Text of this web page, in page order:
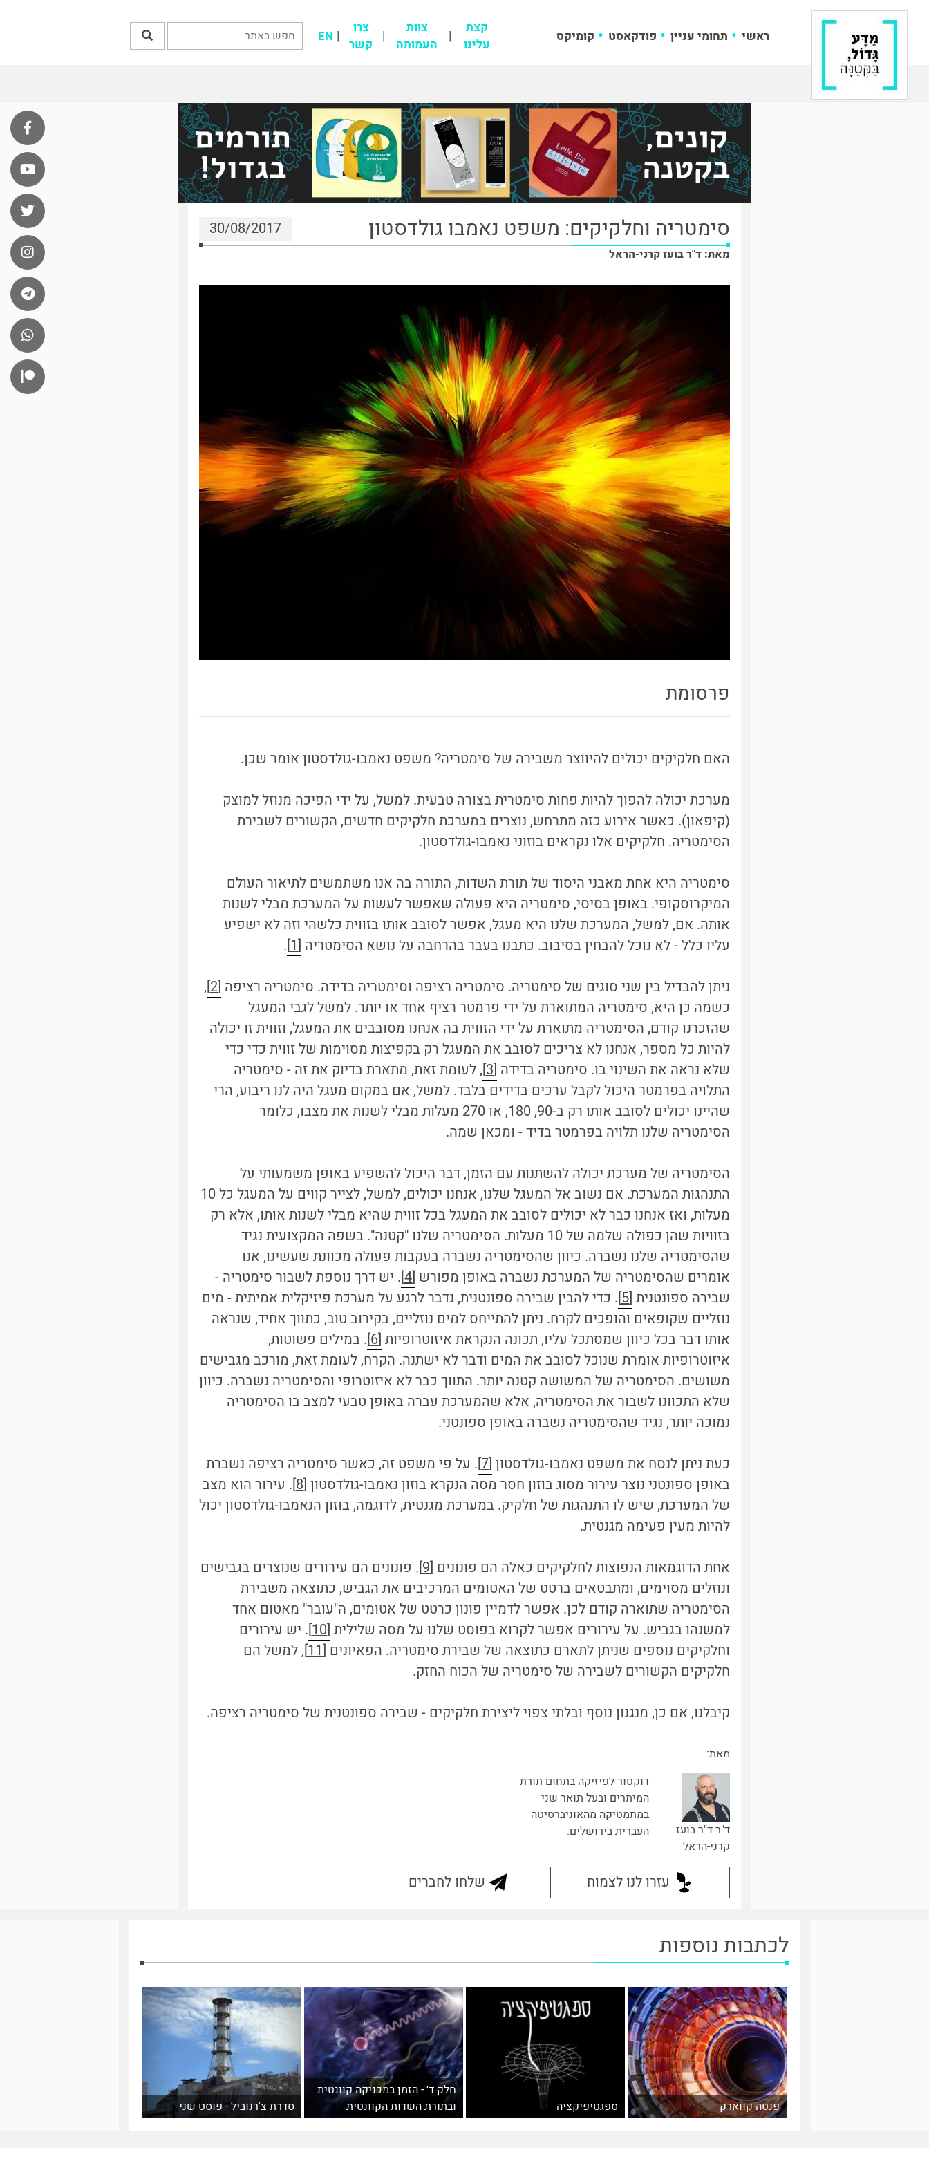
ראשי תחומי עניין פודקאסט קומיקס
קצת
עלינו
צוות
העמותה
צרו
קשר
EN
סימטריה וחלקיקים: משפט נאמבו גולדסטון 30/08/2017
מאת: ד"ר בועז קרני-הראל
פרסומת
האם חלקיקים יכולים להיווצר משבירה של סימטריה? משפט נאמבו-גולדסטון אומר שכן.
מערכת יכולה להפוך להיות פחות סימטרית בצורה טבעית. למשל, על ידי הפיכה מנוזל למוצק
(קיפאון). כאשר אירוע כזה מתרחש, נוצרים במערכת חלקיקים חדשים, הקשורים לשבירת
הסימטריה. חלקיקים אלו נקראים בוזוני נאמבו-גולדסטון.
סימטריה היא אחת מאבני היסוד של תורת השדות, התורה בה אנו משתמשים לתיאור העולם
המיקרוסקופי. באופן בסיסי, סימטריה היא פעולה שאפשר לעשות על המערכת מבלי לשנות
אותה. אם, למשל, המערכת שלנו היא מעגל, אפשר לסובב אותו בזווית כלשהי וזה לא ישפיע
עליו כלל - לא נוכל להבחין בסיבוב. כתבנו בעבר בהרחבה על נושא הסימטריה [1]
.
ניתן להבדיל בין שני סוגים של סימטריה. סימטריה רציפה וסימטריה בדידה. סימטריה רציפה [2]
,
כשמה כן היא, סימטריה המתוארת על ידי פרמטר רציף אחד או יותר. למשל לגבי המעגל
שהזכרנו קודם, הסימטריה מתוארת על ידי הזווית בה אנחנו מסובבים את המעגל, וזווית זו יכולה
להיות כל מספר, אנחנו לא צריכים לסובב את המעגל רק בקפיצות מסוימות של זווית כדי כדי
שלא נראה את השינוי בו. סימטריה בדידה [3] , לעומת זאת, מתארת בדיוק את זה - סימטריה
התלויה בפרמטר היכול לקבל ערכים בדידים בלבד. למשל, אם במקום מעגל היה לנו ריבוע, הרי
שהיינו יכולים לסובב אותו רק ב-90, 180, או 270 מעלות מבלי לשנות את מצבו, כלומר
הסימטריה שלנו תלויה בפרמטר בדיד - ומכאן שמה.
הסימטריה של מערכת יכולה להשתנות עם הזמן, דבר היכול להשפיע באופן משמעותי על
התנהגות המערכת. אם נשוב אל המעגל שלנו, אנחנו יכולים, למשל, לצייר קווים על המעגל כל 10
מעלות, ואז אנחנו כבר לא יכולים לסובב את המעגל בכל זווית שהיא מבלי לשנות אותו, אלא רק
בזוויות שהן כפולה שלמה של 10 מעלות. הסימטריה שלנו "קטנה". בשפה המקצועית נגיד
שהסימטריה שלנו נשברה. כיוון שהסימטריה נשברה בעקבות פעולה מכוונת שעשינו, אנו
אומרים שהסימטריה של המערכת נשברה באופן מפורש [4] . יש דרך נוספת לשבור סימטריה -
שבירה ספונטנית [5] . כדי להבין שבירה ספונטנית, נדבר לרגע על מערכת פיזיקלית אמיתית - מים
נוזליים שקופאים והופכים לקרח. ניתן להתייחס למים נוזליים, בקירוב טוב, כתווך אחיד, שנראה
אותו דבר בכל כיוון שמסתכל עליו, תכונה הנקראת איזוטרופיות [6] . במילים פשוטות,
איזוטרופיות אומרת שנוכל לסובב את המים ודבר לא ישתנה. הקרח, לעומת זאת, מורכב מגבישים
משושים. הסימטריה של המשושה קטנה יותר. התווך כבר לא איזוטרופי והסימטריה נשברה. כיוון
שלא התכוונו לשבור את הסימטריה, אלא שהמערכת עברה באופן טבעי למצב בו הסימטריה
נמוכה יותר, נגיד שהסימטריה נשברה באופן ספונטני.
כעת ניתן לנסח את משפט נאמבו-גולדסטון [7] . על פי משפט זה, כאשר סימטריה רציפה נשברת
באופן ספונטני נוצר עירור מסוג בוזון חסר מסה הנקרא בוזון נאמבו-גולדסטון [8] . עירור הוא מצב
של המערכת, שיש לו התנהגות של חלקיק. במערכת מגנטית, לדוגמה, בוזון הנאמבו-גולדסטון יכול
להיות מעין פעימה מגנטית.
אחת הדוגמאות הנפוצות לחלקיקים כאלה הם פונונים [9] . פונונים הם עירורים שנוצרים בגבישים
ונוזלים מסוימים, ומתבטאים ברטט של האטומים המרכיבים את הגביש, כתוצאה משבירת
הסימטריה שתוארה קודם לכן. אפשר לדמיין פונון כרטט של אטומים, ה"עובר" מאטום אחד
למשנהו בגביש. על עירורים אפשר לקרוא בפוסט שלנו על מסה שלילית [10]
. יש עירורים
וחלקיקים נוספים שניתן לתארם כתוצאה של שבירת סימטריה. הפאיונים [11]
, למשל הם
חלקיקים הקשורים לשבירה של סימטריה של הכוח החזק.
קיבלנו, אם כן, מנגנון נוסף ובלתי צפוי ליצירת חלקיקים - שבירה ספונטנית של סימטריה רציפה.
מאת:
ד"ר ד"ר בועז
קרני-הראל
דוקטור לפיזיקה בתחום תורת
המיתרים ובעל תואר שני
במתמטיקה מהאוניברסיטה
העברית בירושלים.
עזרו לנו לצמוח שלחו לחברים
לכתבות נוספות
פנטה-קווארק ספגטיפיקציה
חלק ד׳ - הזמן במכניקה קוונטית
ובתורת השדות הקוונטית
סדרת צ'רנוביל - פוסט שני